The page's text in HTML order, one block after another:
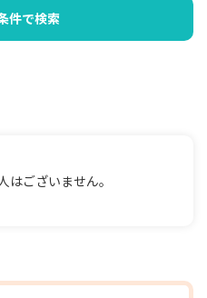
件で検索
はございません。